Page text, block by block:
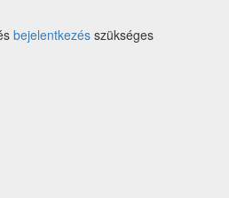
bejelentkezés szükséges